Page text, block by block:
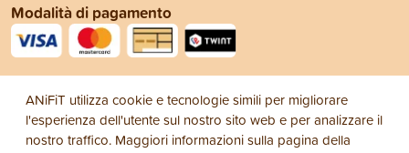
Modalità di pagamento
ANiFiT utilizza cookie e tecnologie simili per migliorare
l'esperienza dell'utente sul nostro sito web e per analizzare il
nostro traffico. Maggiori informazioni sulla pagina della